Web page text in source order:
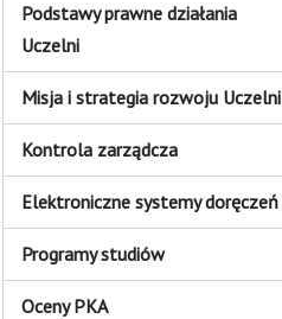
Podstawy prawne działania
Uczelni
Misja i strategia rozwoju Uczelni
Kontrola zarządcza
Elektroniczne systemy doręczeń
Programy studiów
Oceny PKA